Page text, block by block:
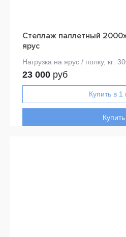
Стеллаж паллетный
ярус
23 000 руб
Купить